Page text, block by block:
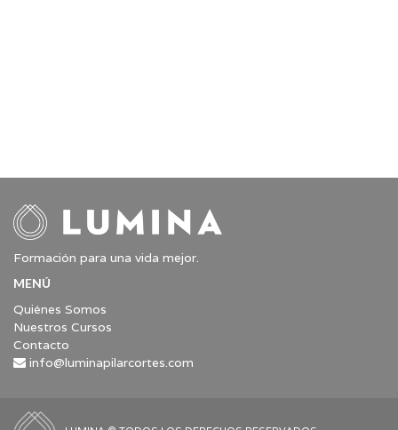
Formación para una vida mejor.
MENÚ
Quiénes Somos
Nuestros Cursos
Contacto
info@luminapilarcortes.com